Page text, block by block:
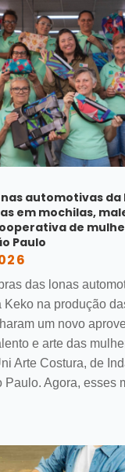
automotivas da
em mochilas,
de
Paulo
das lonas
Keko na produção
um novo
e arte das
Arte Costura, de
Paulo. Agora, esses